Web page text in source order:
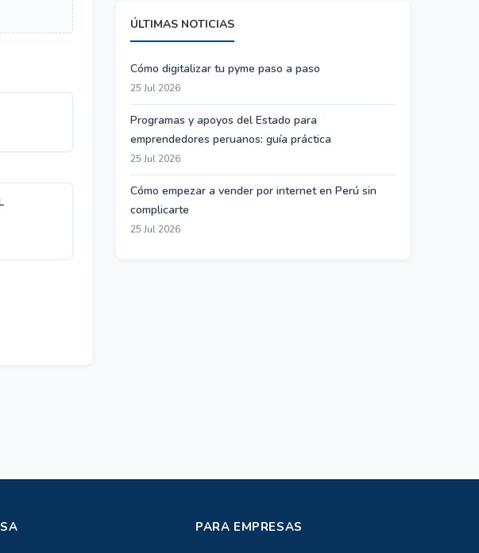
ÚLTIMAS NOTICIAS
Cómo digitalizar tu pyme paso a paso
25 Jul 2026
Programas y apoyos del Estado para
emprendedores peruanos: guía práctica
25 Jul 2026
Cómo empezar a vender por internet en Perú sin
complicarte
25 Jul 2026
PARA EMPRESAS